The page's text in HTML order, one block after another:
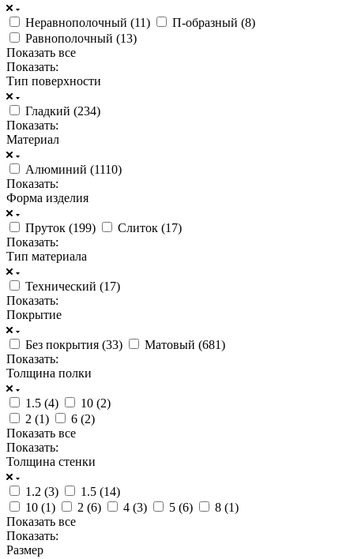
Неравнополочный (11) П-образный (8)
Равнополочный (13)
Показать все
Показать:
Тип поверхности
Гладкий (234)
Показать:
Материал
Алюминий (1110)
Показать:
Форма изделия
Пруток (199) Слиток (17)
Показать:
Тип материала
Технический (17)
Показать:
Покрытие
Без покрытия (33) Матовый (681)
Показать:
Толщина полки
1.5 (4) 10 (2)
2 (1) 6 (2)
Показать все
Показать:
Толщина стенки
1.2 (3) 1.5 (14)
10 (1) 2 (6) 4 (3) 5 (6) 8 (1)
Показать все
Показать:
Размер